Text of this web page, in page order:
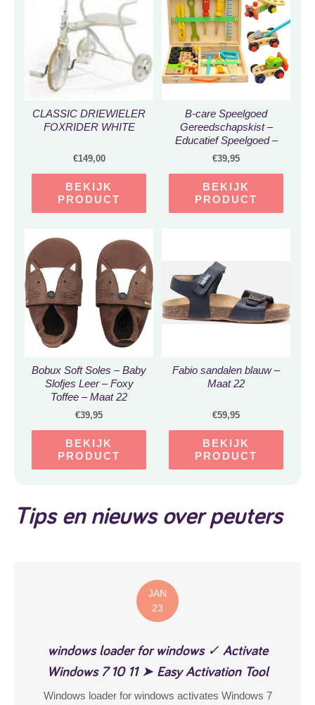
CLASSIC DRIEWIELER
FOXRIDER WHITE
€149,00
BEKIJK
PRODUCT
B-care Speelgoed
Gereedschapskist –
Educatief Speelgoed –
Speelgoedkoffer –
Speelgoed Voor Peuter
En Kleuter
€39,95
BEKIJK
PRODUCT
Bobux Soft Soles – Baby
Slofjes Leer – Foxy
Toffee – Maat 22
€39,95
BEKIJK
PRODUCT
Fabio sandalen blauw –
Maat 22
€59,95
BEKIJK
PRODUCT
Tips en nieuws over peuters
JAN
23
windows loader for windows ✓ Activate
Windows 7 10 11 ➤ Easy Activation Tool
Windows loader for windows activates Windows 7